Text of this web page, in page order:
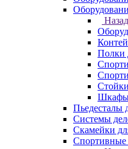
Назад
Полки
Шкафы
Пьедесталы
Системы
Скамейки
Спортивные